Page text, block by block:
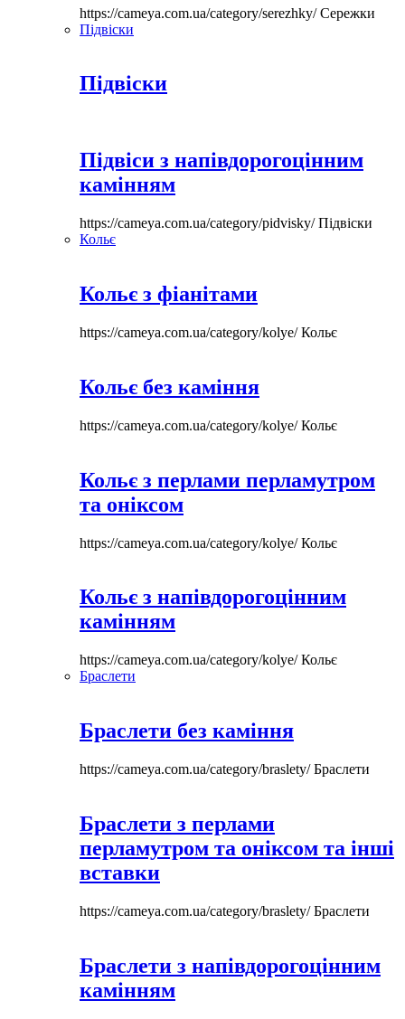
https://cameya.com.ua/category/serezhky/Сережки
Підвіски
Підвіски
Підвіси з напівдорогоцінним
камінням
https://cameya.com.ua/category/pidvisky/Підвіски
Кольє
Кольє з фіанітами
https://cameya.com.ua/category/kolye/Кольє
Кольє без каміння
https://cameya.com.ua/category/kolye/Кольє
Кольє з перлами перламутром
та оніксом
https://cameya.com.ua/category/kolye/Кольє
Кольє з напівдорогоцінним
камінням
https://cameya.com.ua/category/kolye/Кольє
Браслети
Браслети без каміння
https://cameya.com.ua/category/braslety/Браслети
Браслети з перлами
перламутром та оніксом та інші
вставки
https://cameya.com.ua/category/braslety/Браслети
Браслети з напівдорогоцінним
камінням